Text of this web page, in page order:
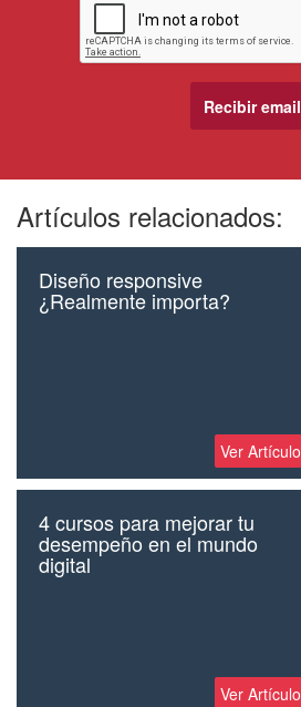
Artículos relacionados:
Diseño responsive
¿Realmente importa?
Ver Artículo
4 cursos para mejorar tu
desempeño en el mundo
digital
Ver Artículo